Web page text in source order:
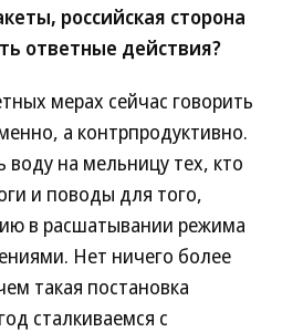
российская сторона
ответные действия?
мерах сейчас говорить
а контрпродуктивно.
на мельницу тех, кто
и поводы для того,
в расшатывании режима
Нет ничего более
такая постановка
сталкиваемся с